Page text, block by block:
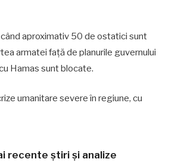
aproximativ 50 de ostatici sunt
armatei față de planurile guvernului
Hamas sunt blocate.
umanitare severe în regiune, cu
recente știri și analize